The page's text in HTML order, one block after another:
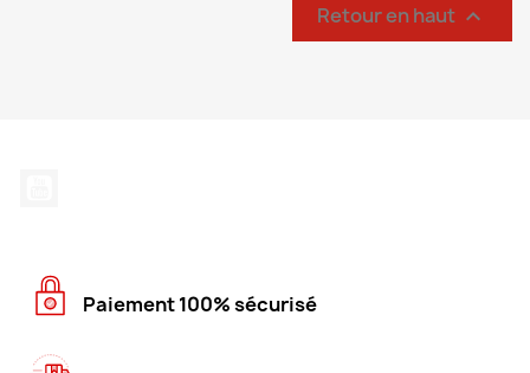
Retour en haut 
Paiement 100% sécurisé